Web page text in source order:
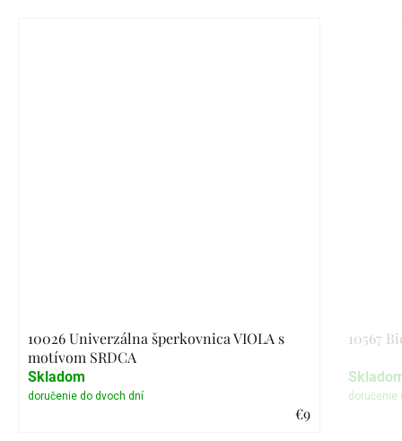
10026 Univerzálna šperkovnica VIOLA s
motívom SRDCA
€9
Skladom
10567